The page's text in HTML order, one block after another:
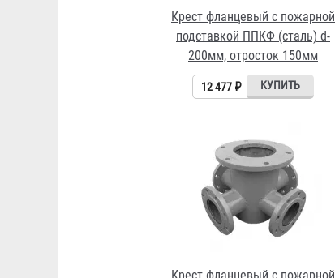
Крест фланцевый с пожарной
подставкой ППКФ (сталь) d-
200мм, отросток 150мм
12 477 ₽